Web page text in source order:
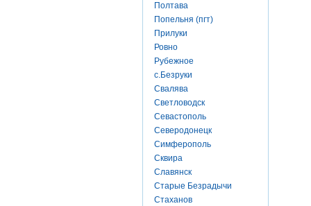
Полтава
Попельня (пгт)
Прилуки
Ровно
Рубежное
с.Безруки
Свалява
Светловодск
Севастополь
Северодонецк
Симферополь
Сквира
Славянск
Старые Безрадычи
Стаханов